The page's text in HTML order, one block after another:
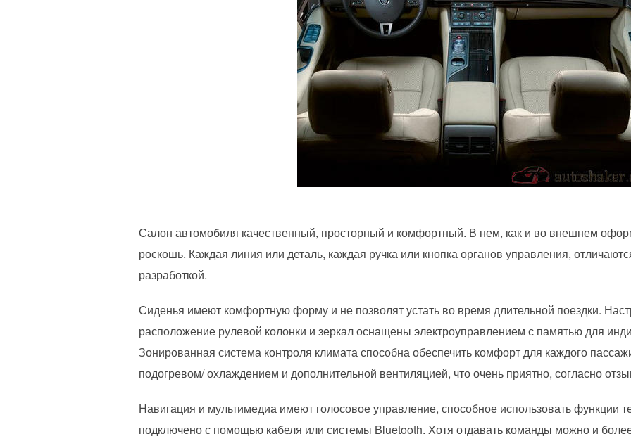
Салон автомобиля качественный, просторный и комфортный. В нем, как и во внешнем
роскошь. Каждая линия или деталь, каждая ручка или кнопка органов управления,
разработкой.
Сиденья имеют комфортную форму и не позволят устать во время длительной поездки.
расположение рулевой колонки и зеркал оснащены электроуправлением с памятью для
Зонированная система контроля климата способна обеспечить комфорт для каждого
подогревом/ охлаждением и дополнительной вентиляцией, что очень приятно, согласно
Навигация и мультимедиа имеют голосовое управление, способное использовать функции
подключено с помощью кабеля или системы Bluetooth. Хотя отдавать команды можно и